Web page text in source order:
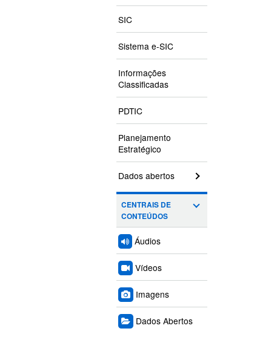
SIC
Sistema e-SIC
Informações
Classificadas
PDTIC
Planejamento
Estratégico
Dados abertos
CENTRAIS DE
CONTEÚDOS
Áudios
Vídeos
Imagens
Dados Abertos